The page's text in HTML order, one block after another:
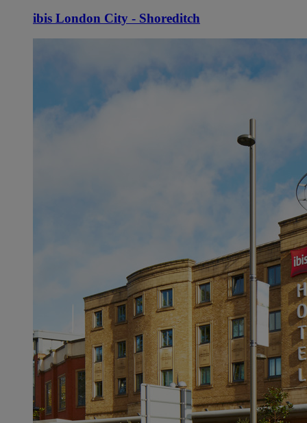
ibis London City - Shoreditch